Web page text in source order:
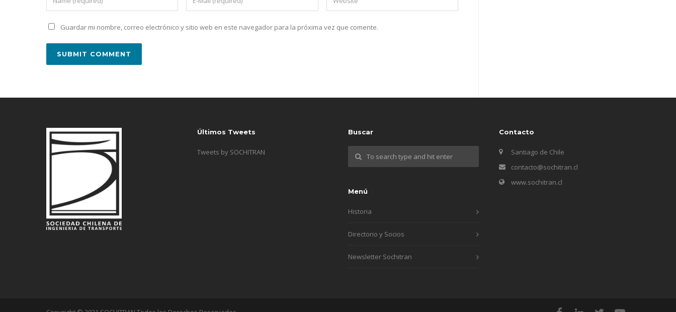
Guardar mi nombre, correo electrónico y sitio web en este navegador para la próxima vez que comente.
Últimos Tweets
Tweets by SOCHITRAN
Buscar
Menú
Historia
Directorio y Socios
Newsletter Sochitran
Contacto
Santiago de Chile
contacto@sochitran.cl
www.sochitran.cl